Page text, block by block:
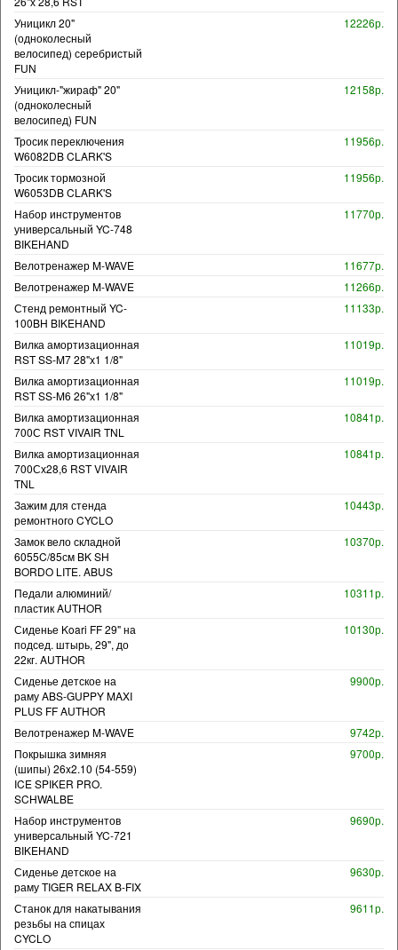
Уницикл 20"
(одноколесный
велосипед) серебристый
FUN
12226р.
Уницикл-"жираф" 20"
(одноколесный
велосипед) FUN
12158р.
Тросик переключения
W6082DB CLARK'S
11956р.
Тросик тормозной
W6053DB CLARK'S
11956р.
Набор инструментов
универсальный YC-748
BIKEHAND
11770р.
Велотренажер M-WAVE
11677р.
Велотренажер M-WAVE
11266р.
Стенд ремонтный YC-
100BH BIKEHAND
11133р.
Вилка амортизационная
RST SS-M7 28"х1 1/8"
11019р.
Вилка амортизационная
RST SS-M6 26"х1 1/8"
11019р.
Вилка амортизационная
700С RST VIVAIR TNL
10841р.
Вилка амортизационная
700Сх28,6 RST VIVAIR
TNL
10841р.
Зажим для стенда
ремонтного CYCLO
10443р.
Замок вело складной
6055C/85см BK SH
BORDO LITE. ABUS
10370р.
Педали алюминий/
пластик AUTHOR
10311р.
Сиденье Koari FF 29" на
подсед. штырь, 29", до
22кг. AUTHOR
10130р.
Сиденье детское на
раму ABS-GUPPY MAXI
PLUS FF AUTHOR
9900р.
Велотренажер M-WAVE
9742р.
Покрышка зимняя
(шипы) 26x2.10 (54-559)
ICE SPIKER PRO.
SCHWALBE
9700р.
Набор инструментов
универсальный YC-721
BIKEHAND
9690р.
Сиденье детское на
раму TIGER RELAX B-FIX
9630р.
Станок для накатывания
резьбы на спицах
CYCLO
9611р.